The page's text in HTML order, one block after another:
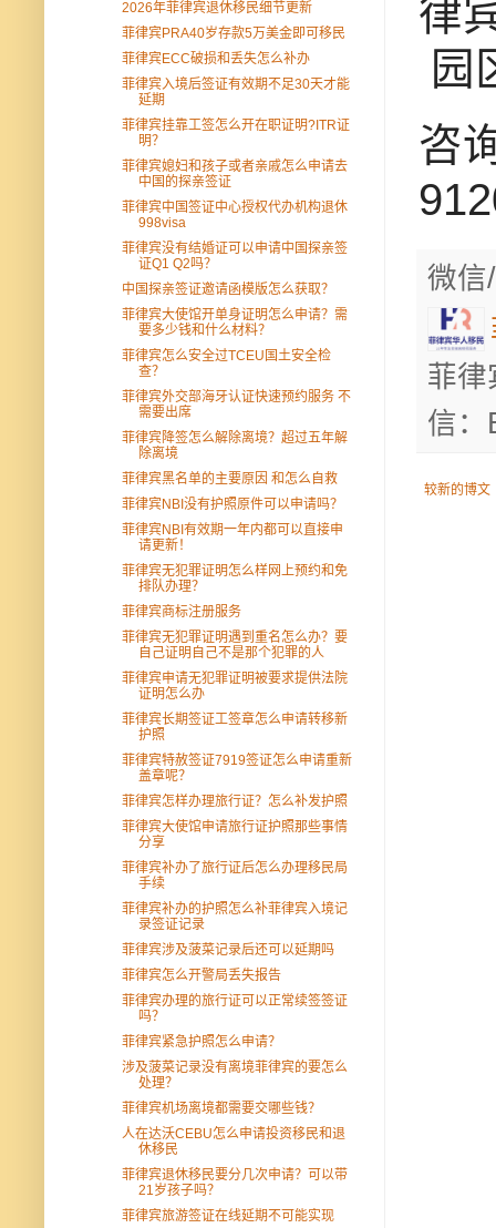
律
园
咨
微
菲律
信：
较新的博文
2026年菲律宾退休移民细节更新
菲律宾PRA40岁存款5万美金即可移民
菲律宾ECC破损和丢失怎么补办
菲律宾入境后签证有效期不足30天才能
延期
菲律宾挂靠工签怎么开在职证明?ITR证
明？
菲律宾媳妇和孩子或者亲戚怎么申请去
中国的探亲签证
菲律宾中国签证中心授权代办机构退休
998visa
菲律宾没有结婚证可以申请中国探亲签
证Q1 Q2吗？
中国探亲签证邀请函模版怎么获取？
菲律宾大使馆开单身证明怎么申请？需
要多少钱和什么材料？
菲律宾怎么安全过TCEU国土安全检
查？
菲律宾外交部海牙认证快速预约服务 不
需要出席
菲律宾降签怎么解除离境？超过五年解
除离境
菲律宾黑名单的主要原因 和怎么自救
菲律宾NBI没有护照原件可以申请吗？
菲律宾NBI有效期一年内都可以直接申
请更新！
菲律宾无犯罪证明怎么样网上预约和免
排队办理？
菲律宾商标注册服务
菲律宾无犯罪证明遇到重名怎么办？要
自己证明自己不是那个犯罪的人
菲律宾申请无犯罪证明被要求提供法院
证明怎么办
菲律宾长期签证工签章怎么申请转移新
护照
菲律宾特赦签证7919签证怎么申请重新
盖章呢？
菲律宾怎样办理旅行证？怎么补发护照
菲律宾大使馆申请旅行证护照那些事情
分享
菲律宾补办了旅行证后怎么办理移民局
手续
菲律宾补办的护照怎么补菲律宾入境记
录签证记录
菲律宾涉及菠菜记录后还可以延期吗
菲律宾怎么开警局丢失报告
菲律宾办理的旅行证可以正常续签签证
吗？
菲律宾紧急护照怎么申请？
涉及菠菜记录没有离境菲律宾的要怎么
处理？
菲律宾机场离境都需要交哪些钱？
人在达沃CEBU怎么申请投资移民和退
休移民
菲律宾退休移民要分几次申请？可以带
21岁孩子吗？
菲律宾旅游签证在线延期不可能实现